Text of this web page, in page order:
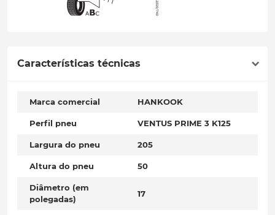
Características técnicas
Marca comercial HANKOOK
Perfil pneu VENTUS PRIME 3 K125
Largura do pneu 205
Altura do pneu 50
Diâmetro (em
polegadas)
17